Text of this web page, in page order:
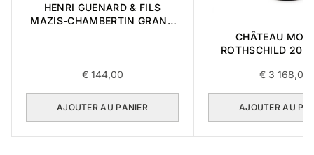
HENRI GUENARD & FILS
MAZIS-CHAMBERTIN GRAND
€144,00
AJOUTER AU PANIER
CHÂTEAU
ROTHSCHILD
€ 3 168,00
AJOUTER AU